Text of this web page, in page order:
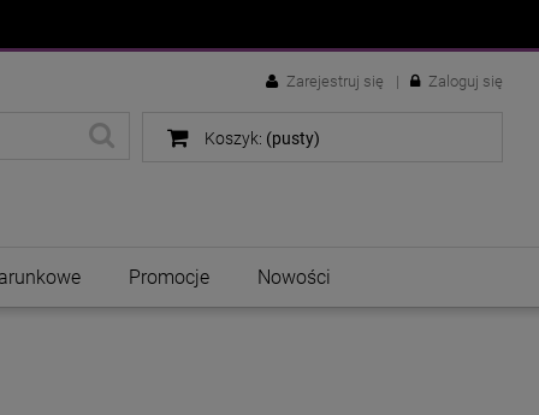
Zarejestruj się Zaloguj się
Koszyk: (pusty)
Promocje Nowości